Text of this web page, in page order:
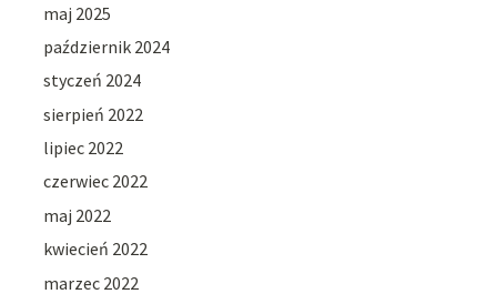
maj 2025
październik 2024
styczeń 2024
sierpień 2022
lipiec 2022
czerwiec 2022
maj 2022
kwiecień 2022
marzec 2022